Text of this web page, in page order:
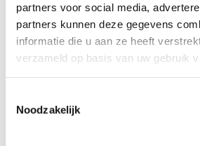
partners voor social media,
partners kunnen deze gegevens
informatie die u aan ze heeft
verzameld op basis van uw gebruik
Noodzakelijk